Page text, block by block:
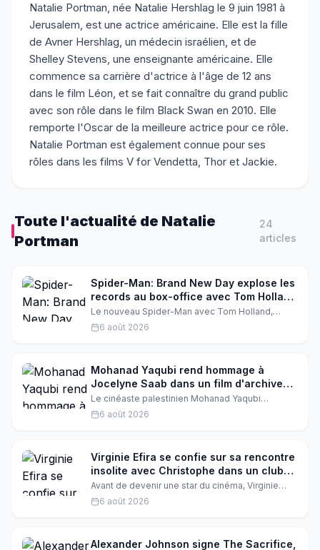
Natalie Portman, née Natalie Hershlag le 9 juin 1981 à
Jerusalem, est une actrice américaine. Elle est la fille
de Avner Hershlag, un médecin israélien, et de
Shelley Stevens, une enseignante américaine. Elle
commence sa carrière d'actrice à l'âge de 12 ans
dans le film Léon, et se fait connaître du grand public
avec son rôle dans le film Black Swan en 2010. Elle
remporte l'Oscar de la meilleure actrice pour ce rôle.
Natalie Portman est également connue pour ses
rôles dans les films V for Vendetta, Thor et Jackie.
Toute l'actualité de Natalie
Portman
24
articles
Spider-Man: Brand New Day explose les
records au box-office avec Tom Holland
et Zendaya
Le nouveau Spider-Man avec Tom Holland,
Zendaya et Sadie Sink réalise le plus gros mardi
de l'histoire du box-office. Un exploit qui
6 août 2026
Mohanad Yaqubi rend hommage à
Jocelyne Saab dans un film d'archives
bouleversant
Le cinéaste palestinien Mohanad Yaqubi
présente à Locarno un film d'archives dédié à la
pionnière libanaise Jocelyne Saab. Il évoque une
6 août 2026
Virginie Efira se confie sur sa rencontre
insolite avec Christophe dans un club
de jeux
Avant de devenir une star du cinéma, Virginie
Efira vivait du poker. Une période méconnue
qu'elle raconte avec humour, évoquant une
6 août 2026
Alexander Johnson signe The Sacrifice,